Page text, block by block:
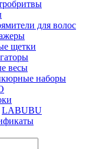
для волос
щетки
весы
наборы
LABUBU